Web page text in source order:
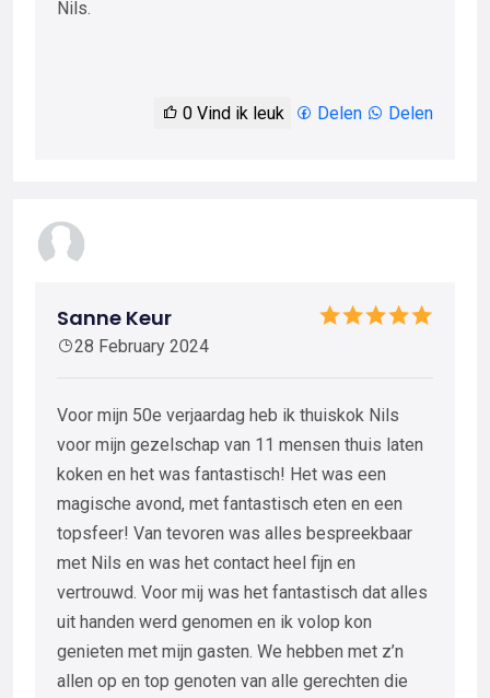
Nils.
0 Vind ik leuk Delen Delen
Sanne Keur
28 February 2024
Voor mijn 50e verjaardag heb ik thuiskok Nils
voor mijn gezelschap van 11 mensen thuis laten
koken en het was fantastisch! Het was een
magische avond, met fantastisch eten en een
topsfeer! Van tevoren was alles bespreekbaar
met Nils en was het contact heel fijn en
vertrouwd. Voor mij was het fantastisch dat alles
uit handen werd genomen en ik volop kon
genieten met mijn gasten. We hebben met z’n
allen op en top genoten van alle gerechten die